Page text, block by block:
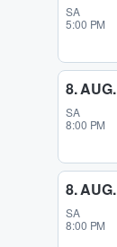
SA
5:00 PM
8. AUG.
SA
8:00 PM
8. AUG.
SA
8:00 PM